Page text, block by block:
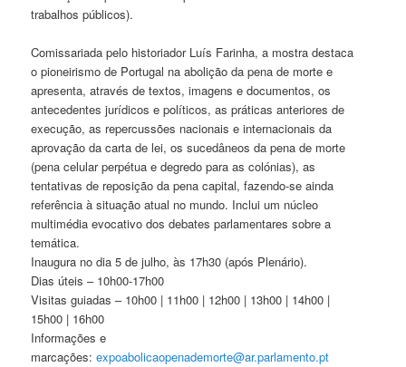
trabalhos públicos).
Comissariada pelo historiador Luís Farinha, a mostra destaca
o pioneirismo de Portugal na abolição da pena de morte e
apresenta, através de textos, imagens e documentos, os
antecedentes jurídicos e políticos, as práticas anteriores de
execução, as repercussões nacionais e internacionais da
aprovação da carta de lei, os sucedâneos da pena de morte
(pena celular perpétua e degredo para as colónias), as
tentativas de reposição da pena capital, fazendo-se ainda
referência à situação atual no mundo. Inclui um núcleo
multimédia evocativo dos debates parlamentares sobre a
temática.
Inaugura no dia 5 de julho, às 17h30 (após Plenário).
Dias úteis – 10h00-17h00
Visitas guiadas – 10h00 | 11h00 | 12h00 | 13h00 | 14h00 |
15h00 | 16h00
Informações e
marcações:expoabolicaopenademorte@ar.parlamento.pt